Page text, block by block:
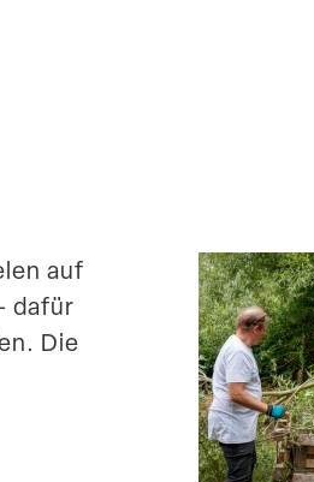
auf
dafür
Die